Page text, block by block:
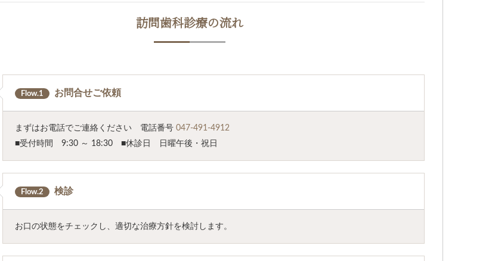
訪問歯科診療の流れ
Flow.1 お問合せご依頼
まずはお電話でご連絡ください 電話番号047-491-4912
■受付時間 9:30 ～ 18:30 ■休診日 日曜午後・祝日
Flow.2 検診
お口の状態をチェックし、適切な治療方針を検討します。